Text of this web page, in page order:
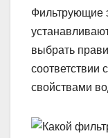
Фильтрующие
выбрать
соответствии
свойствами